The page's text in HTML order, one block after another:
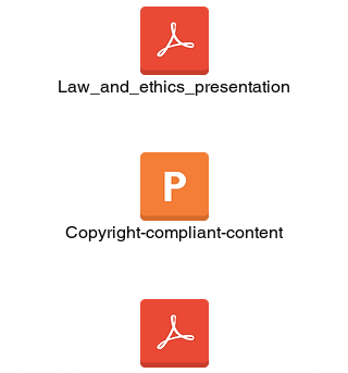
Law_and_ethics_presentation
Copyright-compliant-content